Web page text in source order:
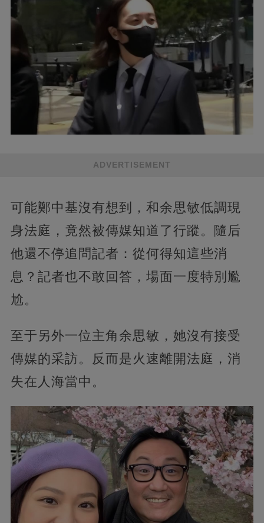
ADVERTISEMENT
可能鄭中基沒有想到，和余思敏低調現
身法庭，竟然被傳媒知道了行蹤。隨后
他還不停追問記者：從何得知這些消
息？記者也不敢回答，場面一度特別尷
尬。
至于另外一位主角余思敏，她沒有接受
傳媒的采訪。反而是火速離開法庭，消
失在人海當中。